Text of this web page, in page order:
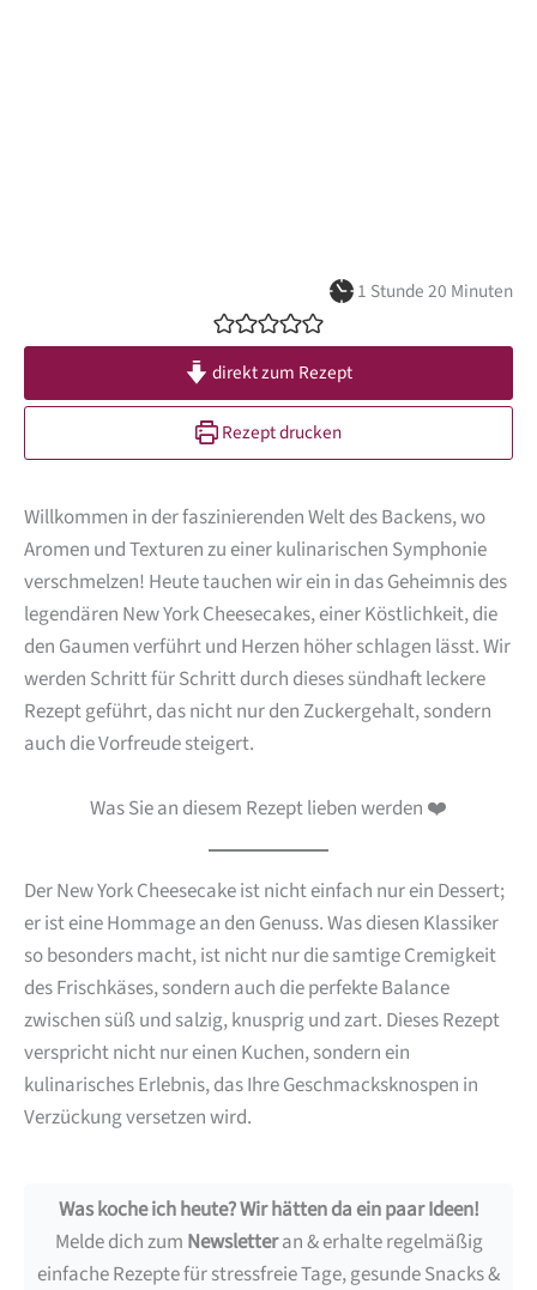
1 Stunde
Stunde20 Minuten
Minuten
direkt zum Rezept
Rezept drucken
Willkommen in der faszinierenden Welt des Backens, wo
Aromen und Texturen zu einer kulinarischen Symphonie
verschmelzen! Heute tauchen wir ein in das Geheimnis des
legendären New York Cheesecakes, einer Köstlichkeit, die
den Gaumen verführt und Herzen höher schlagen lässt. Wir
werden Schritt für Schritt durch dieses sündhaft leckere
Rezept geführt, das nicht nur den Zuckergehalt, sondern
auch die Vorfreude steigert.
Was Sie an diesem Rezept lieben werden ❤️
Der New York Cheesecake ist nicht einfach nur ein Dessert;
er ist eine Hommage an den Genuss. Was diesen Klassiker
so besonders macht, ist nicht nur die samtige Cremigkeit
des Frischkäses, sondern auch die perfekte Balance
zwischen süß und salzig, knusprig und zart. Dieses Rezept
verspricht nicht nur einen Kuchen, sondern ein
kulinarisches Erlebnis, das Ihre Geschmacksknospen in
Verzückung versetzen wird.
Was koche ich heute? Wir hätten da ein paar Ideen!
Melde dich zum Newsletteran & erhalte regelmäßig
einfache Rezepte für stressfreie Tage, gesunde Snacks &